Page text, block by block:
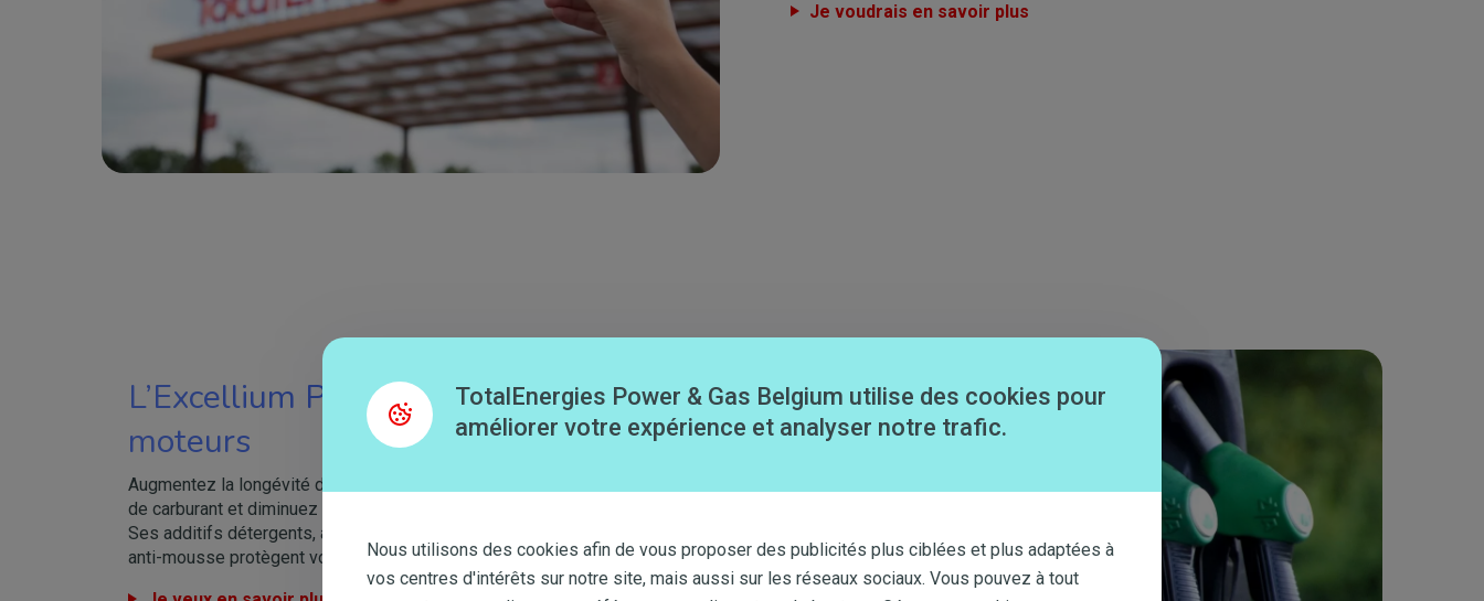
Je voudrais en savoir plus
L’Excellium Pro prend soin de vos
moteurs
Augmentez la longévité de vos moteurs, réduisez votre consommation
de carburant et diminuez vos émissions de CO2 grâce à l'Excellium Pro.
Ses additifs détergents, antioxydants, anticorrosion, désémulsifiants et
anti-mousse protègent vos moteurs et installations.
TotalEnergies Power & Gas Belgium utilise des cookies pour
améliorer votre expérience et analyser notre trafic.
Nous utilisons des cookies afin de vous proposer des publicités plus ciblées et plus adaptées à
vos centres d'intérêts sur notre site, mais aussi sur les réseaux sociaux. Vous pouvez à tout